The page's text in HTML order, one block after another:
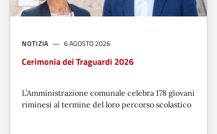
NOTIZIA 6 AGOSTO 2026
Cerimonia dei Traguardi 2026
L’Amministrazione comunale celebra 178 giovani
riminesi al termine del loro percorso scolastico